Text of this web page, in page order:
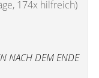
174x hilfreich)
NACH DEM ENDE